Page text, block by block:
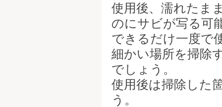
使用後、濡れたま
のにサビが写る可
できるだけ一度で
細かい場所を掃除
でしょう。
使用後は掃除した
う。